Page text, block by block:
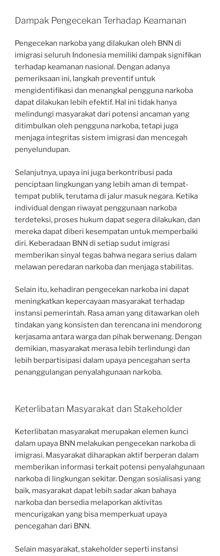
Dampak Pengecekan Terhadap Keamanan
Pengecekan narkoba yang dilakukan oleh BNN di
imigrasi seluruh Indonesia memiliki dampak signifikan
terhadap keamanan nasional. Dengan adanya
pemeriksaan ini, langkah preventif untuk
mengidentifikasi dan menangkal pengguna narkoba
dapat dilakukan lebih efektif. Hal ini tidak hanya
melindungi masyarakat dari potensi ancaman yang
ditimbulkan oleh pengguna narkoba, tetapi juga
menjaga integritas sistem imigrasi dan mencegah
penyelundupan.
Selanjutnya, upaya ini juga berkontribusi pada
penciptaan lingkungan yang lebih aman di tempat-
tempat publik, terutama di jalur masuk negara. Ketika
individual dengan riwayat penggunaan narkoba
terdeteksi, proses hukum dapat segera dilakukan, dan
mereka dapat diberi kesempatan untuk memperbaiki
diri. Keberadaan BNN di setiap sudut imigrasi
memberikan sinyal tegas bahwa negara serius dalam
melawan peredaran narkoba dan menjaga stabilitas.
Selain itu, kehadiran pengecekan narkoba ini dapat
meningkatkan kepercayaan masyarakat terhadap
instansi pemerintah. Rasa aman yang ditawarkan oleh
tindakan yang konsisten dan terencana ini mendorong
kerjasama antara warga dan pihak berwenang. Dengan
demikian, masyarakat merasa lebih terlindungi dan
lebih berpartisipasi dalam upaya pencegahan serta
penanggulangan penyalahgunaan narkoba.
Keterlibatan Masyarakat dan Stakeholder
Keterlibatan masyarakat merupakan elemen kunci
dalam upaya BNN melakukan pengecekan narkoba di
imigrasi. Masyarakat diharapkan aktif berperan dalam
memberikan informasi terkait potensi penyalahgunaan
narkoba di lingkungan sekitar. Dengan sosialisasi yang
baik, masyarakat dapat lebih sadar akan bahaya
narkoba dan bersedia melaporkan aktivitas
mencurigakan yang bisa memperkuat upaya
pencegahan dari BNN.
Selain masyarakat, stakeholder seperti instansi